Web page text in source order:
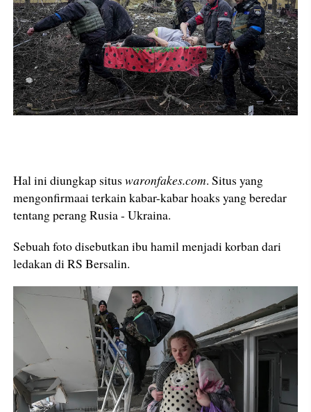
Hal ini diungkap situswaronfakes.com. Situs yang
mengonfirmaai terkain kabar-kabar hoaks yang beredar
tentang perang Rusia - Ukraina.
Sebuah foto disebutkan ibu hamil menjadi korban dari
ledakan di RS Bersalin.